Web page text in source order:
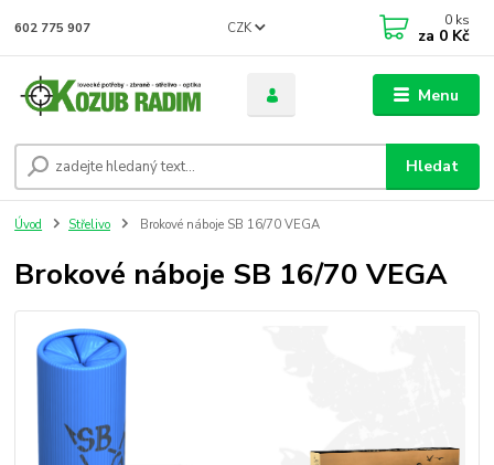
Menu
CZK
Hledat
602 775 907 0 ks
za 0 Kč
Úvod Střelivo Brokové náboje SB 16/70 VEGA
Brokové náboje SB 16/70 VEGA